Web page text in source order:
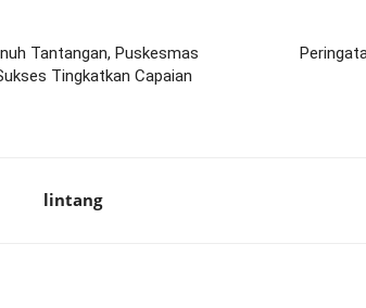
Tantangan, Puskesmas
Tingkatkan Capaian
lintang